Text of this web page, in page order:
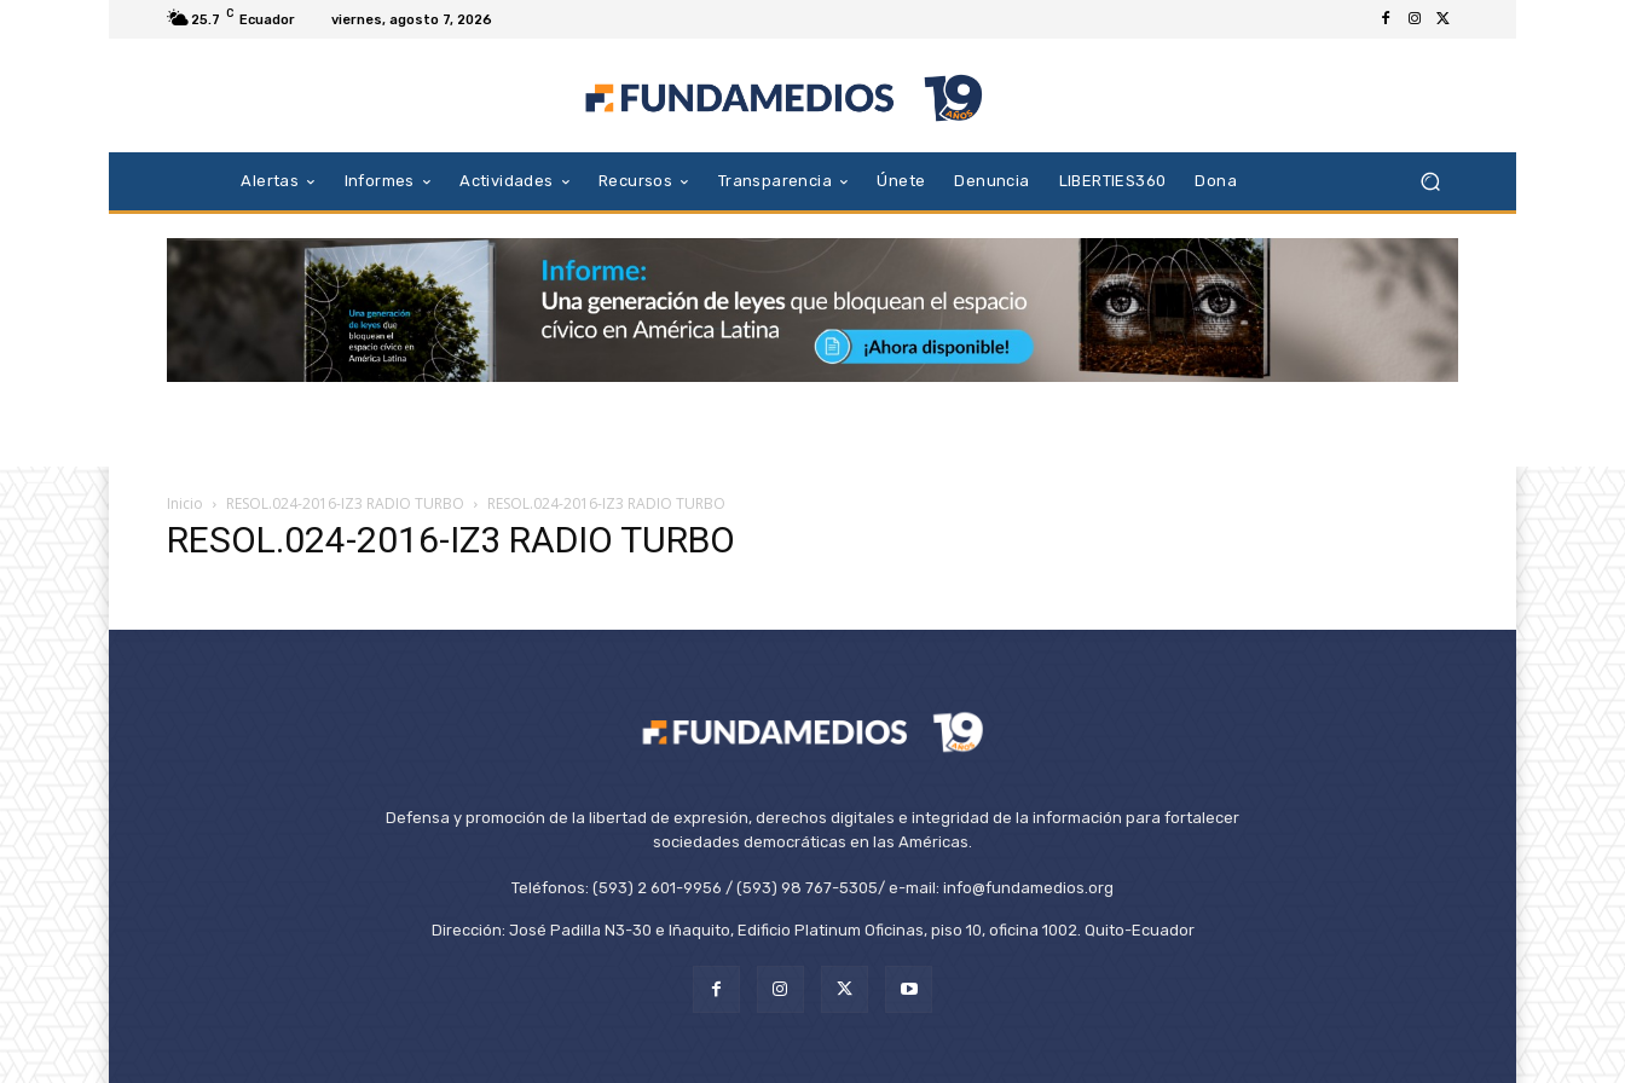
25.7 C Ecuador viernes, agosto 7, 2026
Alertas Informes Actividades Recursos Transparencia Únete Denuncia LIBERTIES360 Dona
Inicio RESOL.024-2016-IZ3 RADIO TURBO RESOL.024-2016-IZ3 RADIO TURBO
RESOL.024-2016-IZ3 RADIO TURBO
Defensa y promoción de la libertad de expresión, derechos digitales e integridad de la información para fortalecer
sociedades democráticas en las Américas.
Teléfonos: (593) 2 601-9956 / (593) 98 767-5305/ e-mail: info@fundamedios.org
Dirección: José Padilla N3-30 e Iñaquito, Edificio Platinum Oficinas, piso 10, oficina 1002. Quito-Ecuador